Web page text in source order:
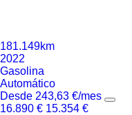
181.149km
2022
Gasolina
Automático
Desde 243,63 €/mes
16.890 € 15.354 €